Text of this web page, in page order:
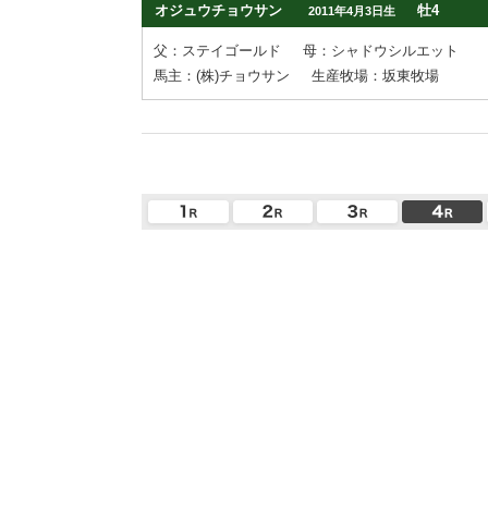
オジュウチョウサン
2011年4月3日生 牡4
父：ステイゴールド
母：シャドウシルエット
馬主：(株)チョウサン
生産牧場：坂東牧場